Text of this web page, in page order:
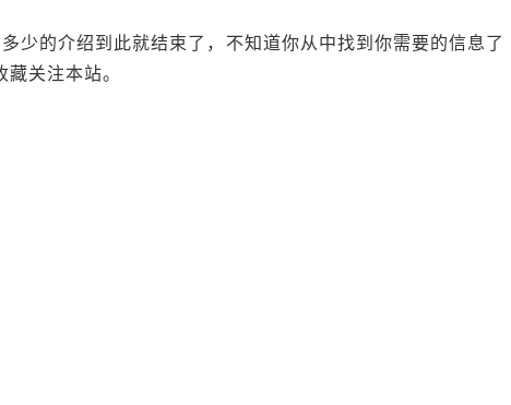
少的介绍到此就结束了，不知道你从中找到你需要的信息了
关注本站。